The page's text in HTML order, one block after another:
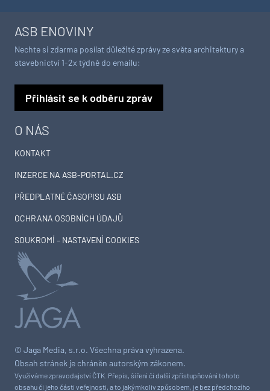
© Jaga Media, s.r.o. Všechna práva vyhrazena.
Obsah stránek je chráněn autorským zákonem.
Využíváme zpravodajství ČTK. Přepis, šíření či další zpřístupňování tohoto
obsahu či jeho části veřejnosti, a to jakýmkoliv způsobem, je bez předchozího
O NÁS
KONTAKT
INZERCE NA ASB-PORTAL.CZ
PŘEDPLATNÉ ČASOPISU ASB
OCHRANA OSOBNÍCH ÚDAJŮ
SOUKROMÍ – NASTAVENÍ COOKIES
ASB ENOVINY
Nechte si zdarma posílat důležité zprávy ze světa architektury a
stavebnictví 1-2x týdně do emailu:
Přihlásit se k odběru zpráv